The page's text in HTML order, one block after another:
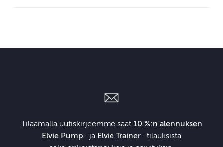
Tilaamalla uutiskirjeemme saat 10 %:n alennuksen
Elvie Pump- ja Elvie Trainer ‑tilauksista